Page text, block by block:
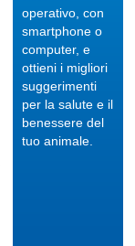
operativo, con
smartphone o
computer, e
ottieni i migliori
suggerimenti
per la salute e il
benessere del
tuo animale.
Maurizio
Albano
Guarda
il video
04/10/
Regalare